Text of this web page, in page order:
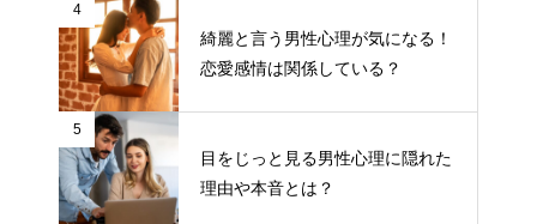
4
綺麗と言う男性心理が気になる！
恋愛感情は関係している？
5
目をじっと見る男性心理に隠れた
理由や本音とは？